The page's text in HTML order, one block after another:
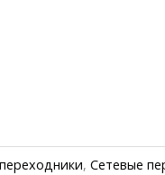
, Сетевые